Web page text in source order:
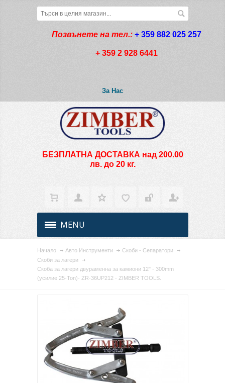
Позвънете на тел.: + 359 882 025 257
+ 359 2 928 6441
За Нас
БЕЗПЛАТНА ДОСТАВКА над 200.00
лв. до 20 кг.
MENU
Начало Авто Инструменти
Скоби - Сепаратори
Скоби за лагери
Скоба за лагери двураменна за камиони 12" - 300mm
(усилие 25-Ton)- ZR-36UP212 - ZIMBER TOOLS.